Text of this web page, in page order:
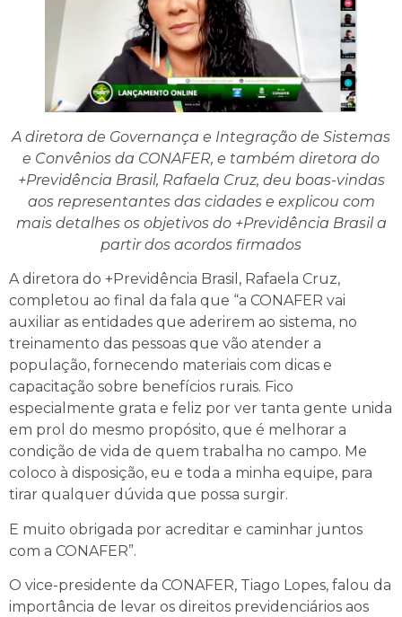
A diretora de Governança e Integração de Sistemas
e Convênios da CONAFER, e também diretora do
+Previdência Brasil, Rafaela Cruz, deu boas-vindas
aos representantes das cidades e explicou com
mais detalhes os objetivos do +Previdência Brasil a
partir dos acordos firmados
A diretora do +Previdência Brasil, Rafaela Cruz,
completou ao final da fala que “a CONAFER vai
auxiliar as entidades que aderirem ao sistema, no
treinamento das pessoas que vão atender a
população, fornecendo materiais com dicas e
capacitação sobre benefícios rurais. Fico
especialmente grata e feliz por ver tanta gente unida
em prol do mesmo propósito, que é melhorar a
condição de vida de quem trabalha no campo. Me
coloco à disposição, eu e toda a minha equipe, para
tirar qualquer dúvida que possa surgir.
E muito obrigada por acreditar e caminhar juntos
com a CONAFER”.
O vice-presidente da CONAFER, Tiago Lopes, falou da
importância de levar os direitos previdenciários aos